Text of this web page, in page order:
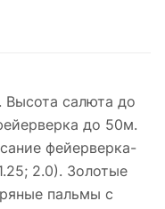
салюта до
до 50м.
фейерверка-
2.0). Золотые
пальмы с